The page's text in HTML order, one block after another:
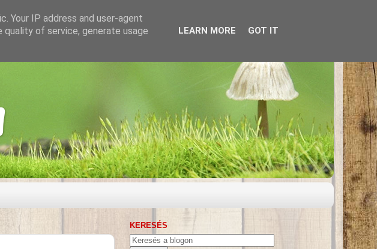
KERESÉS
Your IP address and user-agent
of service, generate usage
LEARN MORE GOT IT